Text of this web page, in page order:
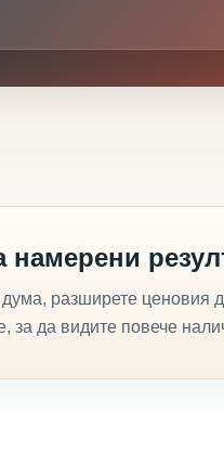
намерени
разширете ценовия
за да видите повече